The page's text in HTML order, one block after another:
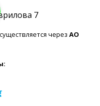
7
черезАО